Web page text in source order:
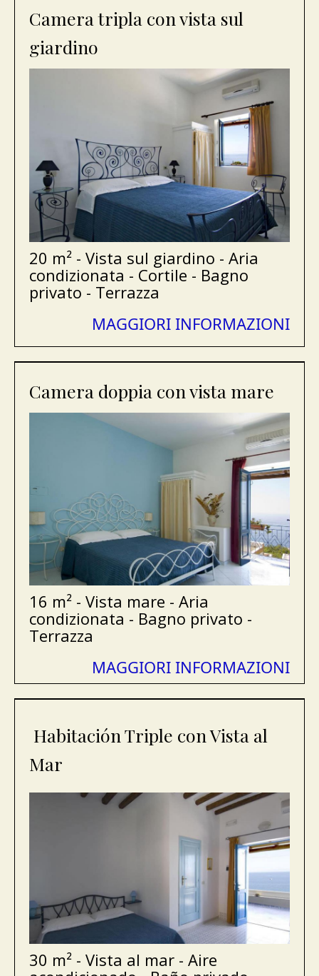
Camera tripla con vista sul
giardino
20 m² - Vista sul giardino - Aria
condizionata - Cortile - Bagno
privato - Terrazza
MAGGIORI INFORMAZIONI
Camera doppia con vista mare
16 m² - Vista mare - Aria
condizionata - Bagno privato -
Terrazza
MAGGIORI INFORMAZIONI
Habitación Triple con Vista al
Mar
30 m² - Vista al mar - Aire